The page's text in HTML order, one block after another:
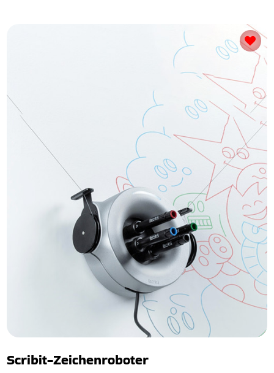
Scribit-Zeichenroboter